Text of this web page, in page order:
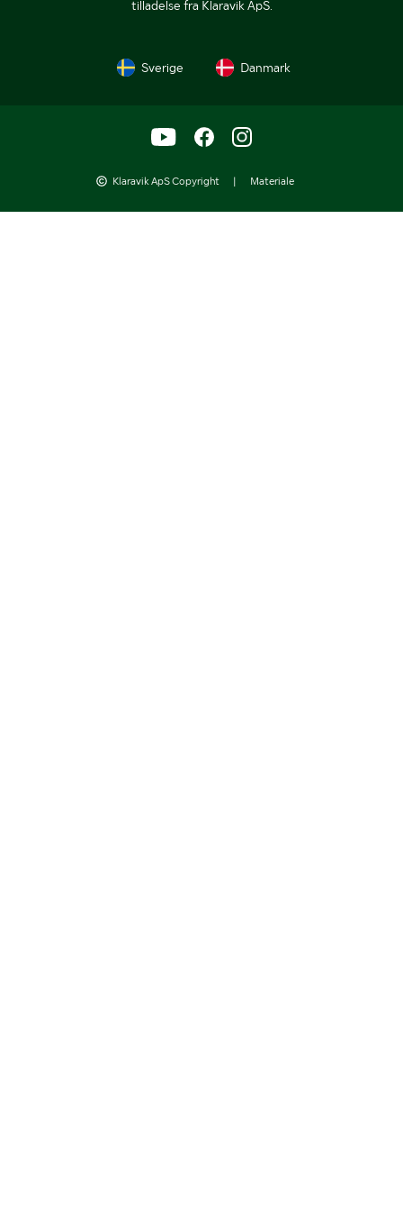
tilladelse fra Klaravik ApS.
Sverige Danmark
Klaravik ApS Copyright | Materiale